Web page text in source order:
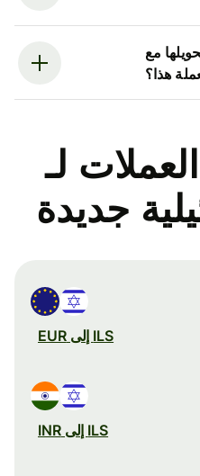
مع
هذا؟
لـ
جديدة
ILS إلى EUR
ILS إلى INR